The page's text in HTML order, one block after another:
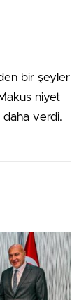
bir şeyler
niyet
daha verdi.